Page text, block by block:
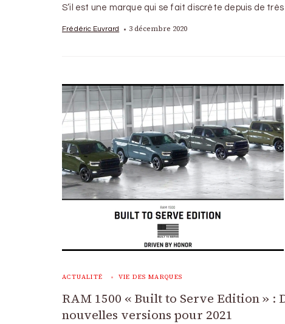
S’il est une marque qui se fait discrète depuis de très
Frédéric Euvrard 3 décembre 2020
ACTUALITÉ VIE DES MARQUES
RAM 1500 « Built to Serve Edition » :
nouvelles versions pour 2021